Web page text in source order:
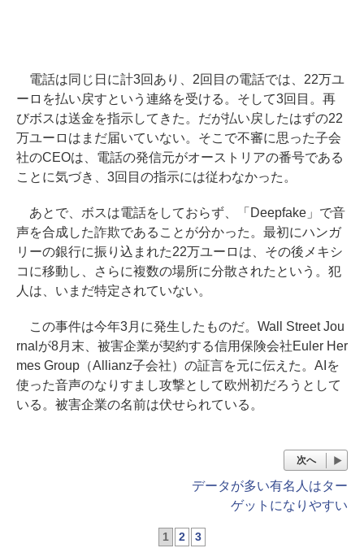
電話は同じ日に計3回あり、2回目の電話では、22万ユ
ーロを払い戻すという連絡を受ける。そして3回目。再
びボスは送金を指示してきた。だが払い戻したはずの22
万ユーロはまだ届いていない。そこで不審に思った子会
社のCEOは、電話の発信元がオーストリアの番号である
ことに気づき、3回目の指示には従わなかった。
あとで、ボスは電話をしておらず、「Deepfake」で音
声を合成した詐欺であることが分かった。最初にハンガ
リーの銀行に振り込まれた22万ユーロは、その後メキシ
コに移動し、さらに複数の場所に分散されたという。犯
人は、いまだ特定されていない。
この事件は今年3月に発生したものだ。Wall Street Jou
rnalが8月末、被害企業が契約する信用保険会社Euler Her
mes Group（Allianz子会社）の証言を元に伝えた。AIを
使った音声のなりすまし攻撃として欧州初だろうとして
いる。被害企業の名前は伏せられている。
次へ
データが多い有名人はター
ゲットになりやすい
1 2 3